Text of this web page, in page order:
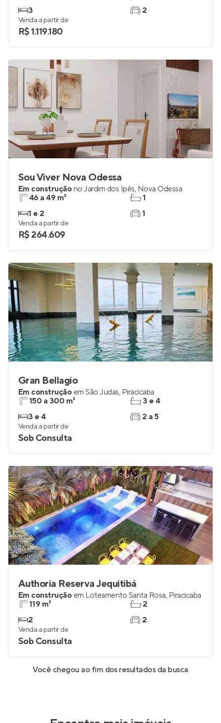
3
2
Venda a partir de
R$ 1.119.180
Sou Viver Nova Odessa
Em construçãono Jardim dos Ipês, Nova Odessa
46 a 49 m²
1 e 2
1
1
Venda a partir de
R$ 264.609
Gran Bellagio
Em construção em São Judas, Piracicaba
150 a 300 m²
3 e 4
3 e 4
2 a 5
Venda a partir de
Sob Consulta
Authoria Reserva Jequitibá
Em construção em Loteamento Santa Rosa, Piracicaba
119 m²
2
2
2
Venda a partir de
Sob Consulta
Você chegou ao fim dos resultados da busca